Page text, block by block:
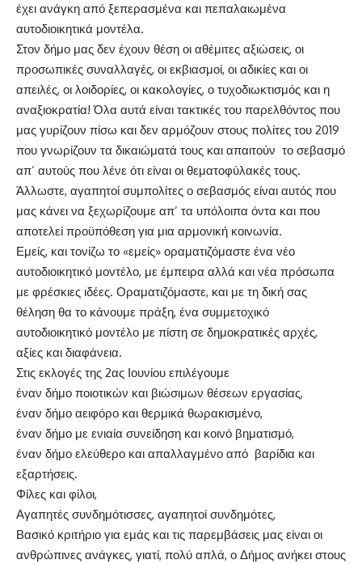
έχει ανάγκη από ξεπερασμένα και πεπαλαιωμένα
αυτοδιοικητικά μοντέλα.
Στον δήμο μας δεν έχουν θέση οι αθέμιτες αξιώσεις, οι
προσωπικές συναλλαγές, οι εκβιασμοί, οι αδικίες και οι
απειλές, οι λοιδορίες, οι κακολογίες, ο τυχοδιωκτισμός και η
αναξιοκρατία! Όλα αυτά είναι τακτικές του παρελθόντος που
μας γυρίζουν πίσω και δεν αρμόζουν στους πολίτες του 2019
που γνωρίζουν τα δικαιώματά τους και απαιτούν το σεβασμό
απ’ αυτούς που λένε ότι είναι οι θεματοφύλακές τους.
Άλλωστε, αγαπητοί συμπολίτες ο σεβασμός είναι αυτός που
μας κάνει να ξεχωρίζουμε απ’ τα υπόλοιπα όντα και που
αποτελεί προϋπόθεση για μια αρμονική κοινωνία.
Εμείς, και τονίζω το «εμείς» οραματιζόμαστε ένα νέο
αυτοδιοικητικό μοντέλο, με έμπειρα αλλά και νέα πρόσωπα
με φρέσκιες ιδέες. Οραματιζόμαστε, και με τη δική σας
θέληση θα το κάνουμε πράξη, ένα συμμετοχικό
αυτοδιοικητικό μοντέλο με πίστη σε δημοκρατικές αρχές,
αξίες και διαφάνεια.
Στις εκλογές της 2ας Ιουνίου επιλέγουμε
έναν δήμο ποιοτικών και βιώσιμων θέσεων εργασίας,
έναν δήμο αειφόρο και θερμικά θωρακισμένο,
έναν δήμο με ενιαία συνείδηση και κοινό βηματισμό,
έναν δήμο ελεύθερο και απαλλαγμένο από βαρίδια και
εξαρτήσεις.
Φίλες και φίλοι,
Αγαπητές συνδημότισσες, αγαπητοί συνδημότες,
Βασικό κριτήριο για εμάς και τις παρεμβάσεις μας είναι οι
ανθρώπινες ανάγκες, γιατί, πολύ απλά, ο Δήμος ανήκει στους